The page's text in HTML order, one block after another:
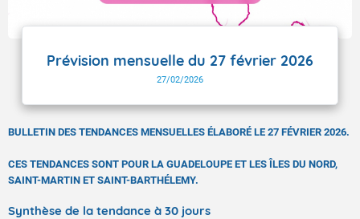
Prévision mensuelle du 27 février 2026
27/02/2026
BULLETIN DES TENDANCES MENSUELLES ÉLABORÉ LE 27 FÉVRIER 2026.
CES TENDANCES SONT POUR LA GUADELOUPE ET LES ÎLES DU NORD,
SAINT-MARTIN ET SAINT-BARTHÉLEMY.
Synthèse de la tendance à 30 jours